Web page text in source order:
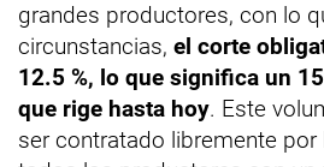
grandes productores, con lo
circunstancias, el corte
12.5 %, lo que significa un
que rige hasta hoy. Este
ser contratado libremente por